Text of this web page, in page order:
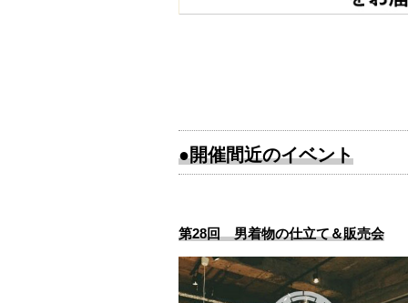
●開催間近のイベント
第28回 男着物の仕立て＆販売会